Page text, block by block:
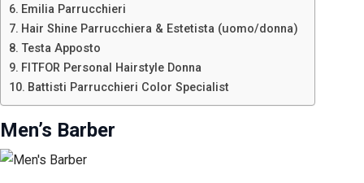
Emilia Parrucchieri
Hair Shine Parrucchiera & Estetista (uomo/donna)
Testa Apposto
FITFOR Personal Hairstyle Donna
Battisti Parrucchieri Color Specialist
Men’s Barber
vedere contenuti
e offerte